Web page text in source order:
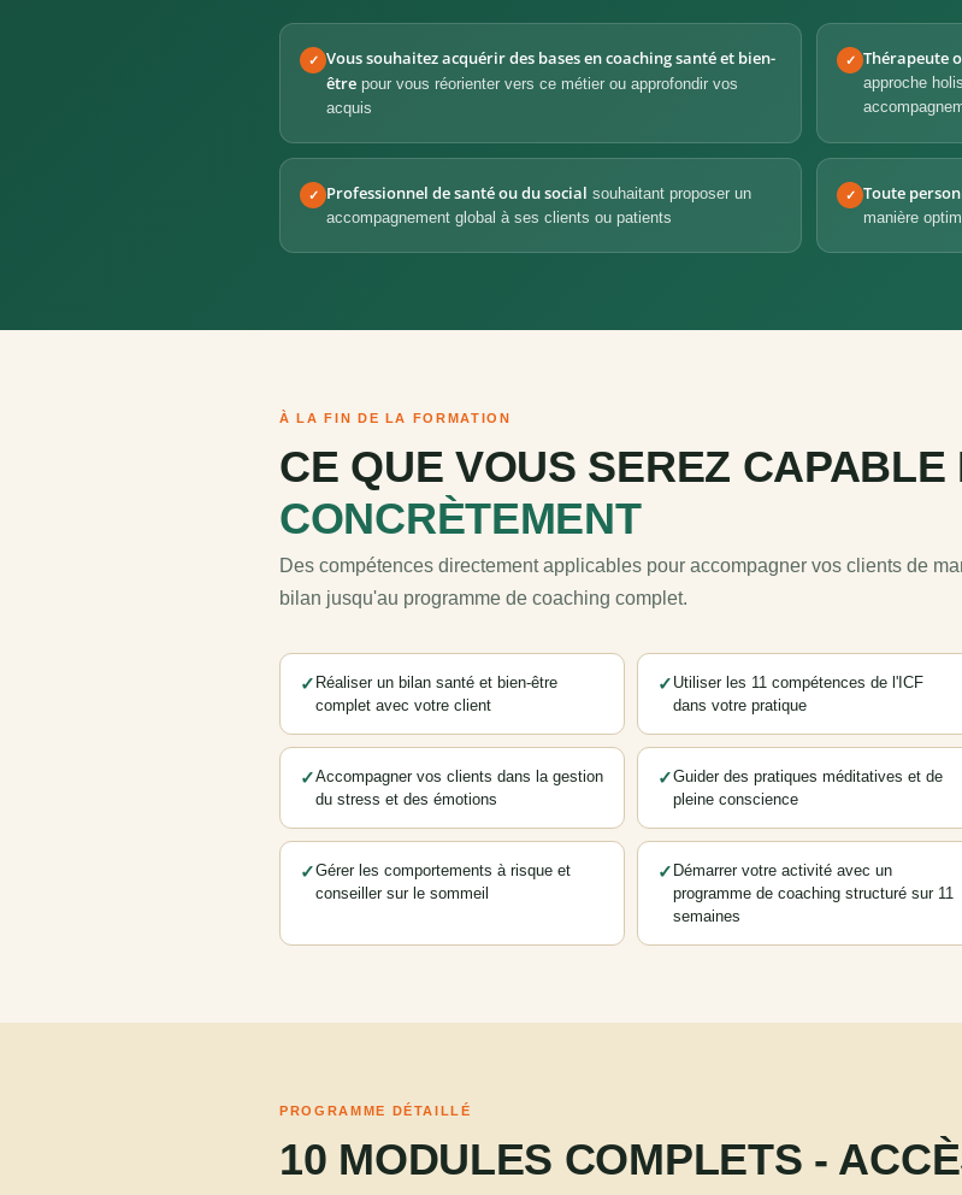
✓ Vous souhaitez acquérir des bases en coaching santé et bien-
être pour vous réorienter vers ce métier ou approfondir vos
acquis
✓ Thérapeute
approche
✓ Professionnel de santé ou du social souhaitant proposer un
accompagnement global à ses clients ou patients
✓ Toute
manière
À LA FIN DE LA FORMATION
CE QUE VOUS SEREZ CAPABLE
CONCRÈTEMENT
Des compétences directement applicables pour accompagner vos clients de
bilan jusqu'au programme de coaching complet.
✓ Réaliser un bilan santé et bien-être
complet avec votre client
✓ Utiliser les 11 compétences de l'ICF
dans votre pratique
✓Accompagner vos clients dans la gestion
du stress et des émotions
✓Guider des pratiques méditatives et de
pleine conscience
✓Gérer les comportements à risque et
conseiller sur le sommeil
✓ Démarrer votre activité avec un
programme de coaching structuré sur 11
semaines
PROGRAMME DÉTAILLÉ
10 MODULES COMPLETS -